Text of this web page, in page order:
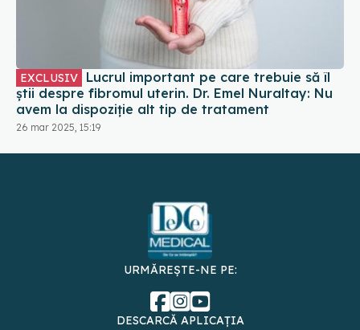
EXCLUSIV
știi despre fibromul uterin. Dr. Emel Nuraltay: Nu
avem la dispoziție alt tip de tratament
26 mar 2025, 15:19
URMĂREȘTE-NE PE:
DESCARCĂ APLICAȚIA